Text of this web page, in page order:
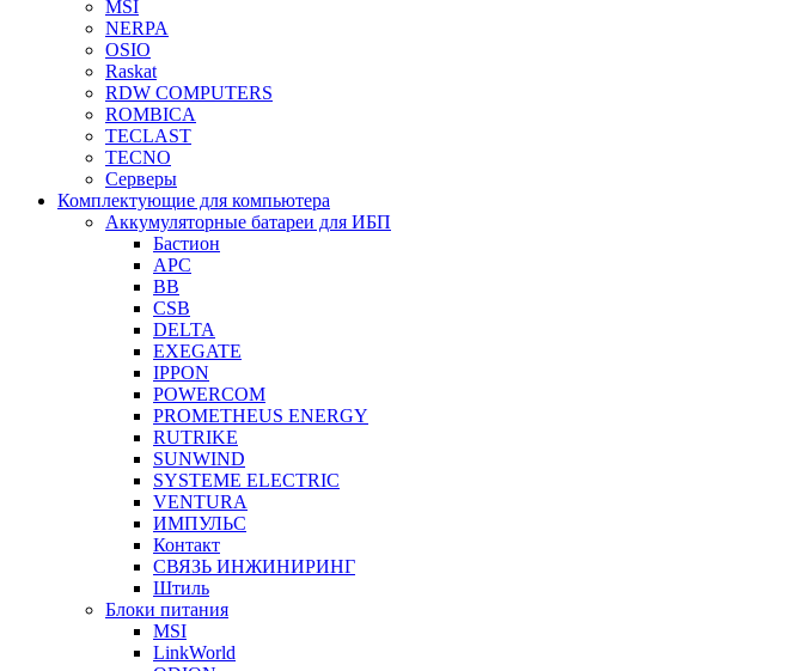
MSI
NERPA
OSIO
Raskat
RDW COMPUTERS
ROMBICA
TECLAST
TECNO
Серверы
Комплектующие для компьютера
Аккумуляторные батареи для ИБП
Бастион
APC
BB
CSB
DELTA
EXEGATE
IPPON
POWERCOM
PROMETHEUS ENERGY
RUTRIKE
SUNWIND
SYSTEME ELECTRIC
VENTURA
ИМПУЛЬС
Контакт
СВЯЗЬ ИНЖИНИРИНГ
Штиль
Блоки питания
MSI
LinkWorld